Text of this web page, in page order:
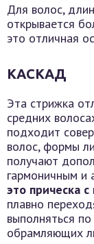
Для волос,
открывается
это отличная
КАСКАД
Эта стрижка
средних
подходит
волос, формы
получают
гармоничным и
это прическа
плавно
выполняться
обрамляющих